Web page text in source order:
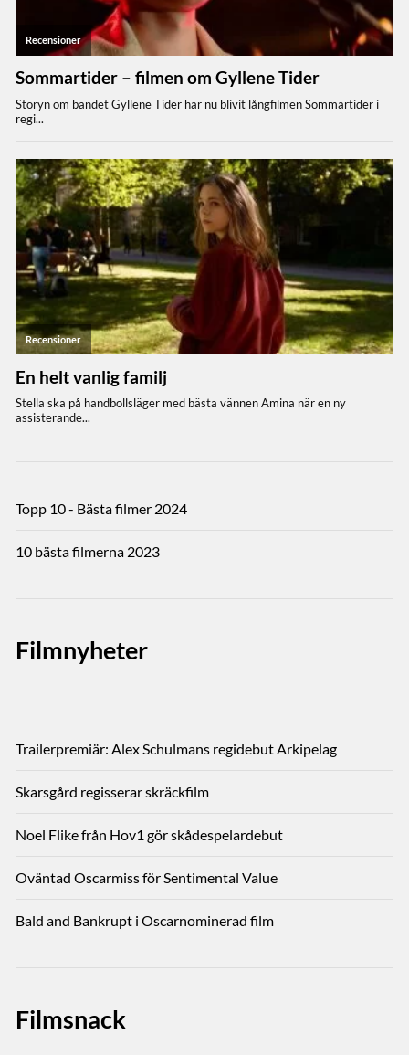
Topp 10 - Bästa filmer 2024
10 bästa filmerna 2023
Filmnyheter
Trailerpremiär: Alex Schulmans regidebut Arkipelag
Skarsgård regisserar skräckfilm
Noel Flike från Hov1 gör skådespelardebut
Oväntad Oscarmiss för Sentimental Value
Bald and Bankrupt i Oscarnominerad film
Filmsnack